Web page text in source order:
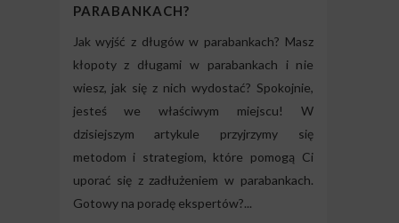
PARABANKACH?
Jak wyjść z długów w parabankach? Masz
kłopoty z długami w parabankach i nie
wiesz, jak się z nich wydostać? Spokojnie,
jesteś we właściwym miejscu! W
dzisiejszym artykule przyjrzymy się
metodom i strategiom, które pomogą Ci
uporać się z zadłużeniem w parabankach.
Gotowy na poradę ekspertów?...